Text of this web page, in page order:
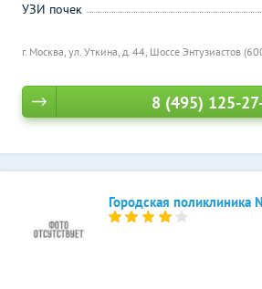
г. Москва, ул. Уткина, д. 44, Шоссе Энтузиастов
УЗИ почек
8 (495) 125-
Городская поликлиника